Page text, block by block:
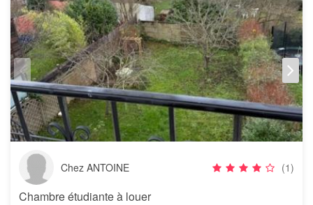
Chez ANTOINE (1)
Chambre étudiante à louer